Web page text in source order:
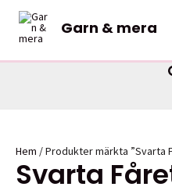
Hoppa
innehåll
Garn & mera
Hem / Produkter märkta ”Svarta
Svarta